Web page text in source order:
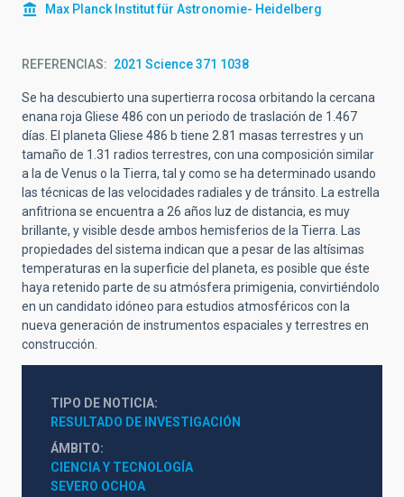
Max Planck Institut für Astronomie- Heidelberg
REFERENCIAS 2021 Science 371 1038
Se ha descubierto una supertierra rocosa orbitando la cercana
enana roja Gliese 486 con un periodo de traslación de 1.467
días. El planeta Gliese 486 b tiene 2.81 masas terrestres y un
tamaño de 1.31 radios terrestres, con una composición similar
a la de Venus o la Tierra, tal y como se ha determinado usando
las técnicas de las velocidades radiales y de tránsito. La estrella
anfitriona se encuentra a 26 años luz de distancia, es muy
brillante, y visible desde ambos hemisferios de la Tierra. Las
propiedades del sistema indican que a pesar de las altísimas
temperaturas en la superficie del planeta, es posible que éste
haya retenido parte de su atmósfera primigenia, convirtiéndolo
en un candidato idóneo para estudios atmosféricos con la
nueva generación de instrumentos espaciales y terrestres en
construcción.
TIPO DE NOTICIA
RESULTADO DE INVESTIGACIÓN
ÁMBITO
CIENCIA Y TECNOLOGÍA
SEVERO OCHOA